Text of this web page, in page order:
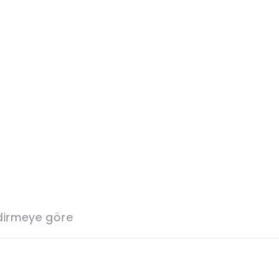
göre